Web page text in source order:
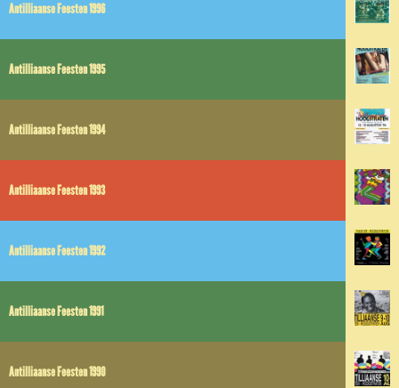
Antilliaanse Feesten 1996
Antilliaanse Feesten 1995
Antilliaanse Feesten 1994
Antilliaanse Feesten 1993
Antilliaanse Feesten 1992
Antilliaanse Feesten 1991
Antilliaanse Feesten 1990